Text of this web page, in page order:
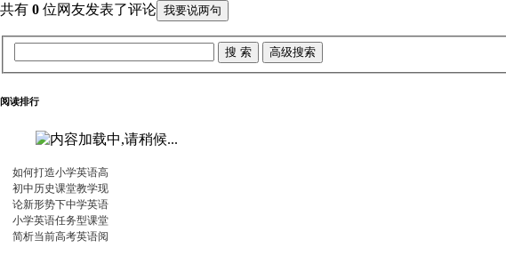
共有 0 位网友发表了评论 我要说两句
阅读排行
如何打造小学英语高
初中历史课堂教学现
论新形势下中学英语
小学英语任务型课堂
简析当前高考英语阅